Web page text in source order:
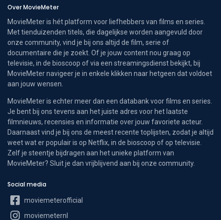
Over MovieMeter
MovieMeter is hét platform voor liefhebbers van films en series.
Met tienduizenden titels, die dagelijkse worden aangevuld door
onze community, vind je bij ons altijd de film, serie of
documentaire die je zoekt. Of je jouw content nou graag op
televisie, in de bioscoop of via een streamingsdienst bekijkt, bij
MovieMeter navigeer je in enkele klikken naar hetgeen dat voldoet
aan jouw wensen.
MovieMeter is echter meer dan een databank voor films en series.
Je bent bij ons tevens aan het juiste adres voor het laatste
filmnieuws, recensies en informatie over jouw favoriete acteur.
Daarnaast vind je bij ons de meest recente toplijsten, zodat je altijd
weet wat er populair is op Netflix, in de bioscoop of op televisie.
Zelf je steentje bijdragen aan het unieke platform van
MovieMeter? Sluit je dan vrijblijvend aan bij onze community.
Social media
moviemeterofficial
moviemeternl